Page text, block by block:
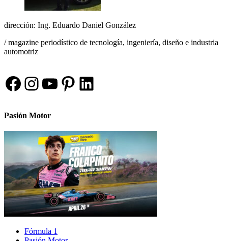
dirección: Ing. Eduardo Daniel González
/ magazine periodístico de tecnología, ingeniería, diseño e industria
automotriz
Facebook
Instagram
YouTube
Pinterest
LinkedIn
Pasión Motor
Fórmula 1